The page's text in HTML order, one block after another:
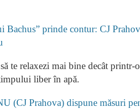
Bachus” prinde contur: CJ
te relaxezi mai bine decât
liber în apă.
(CJ Prahova) dispune măsuri